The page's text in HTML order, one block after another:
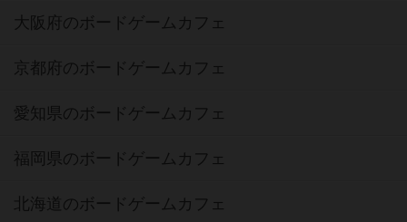
大阪府のボードゲームカフェ
京都府のボードゲームカフェ
愛知県のボードゲームカフェ
福岡県のボードゲームカフェ
北海道のボードゲームカフェ